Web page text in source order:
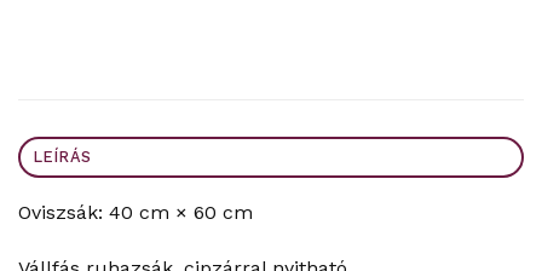
LEÍRÁS
Oviszsák: 40 cm × 60 cm